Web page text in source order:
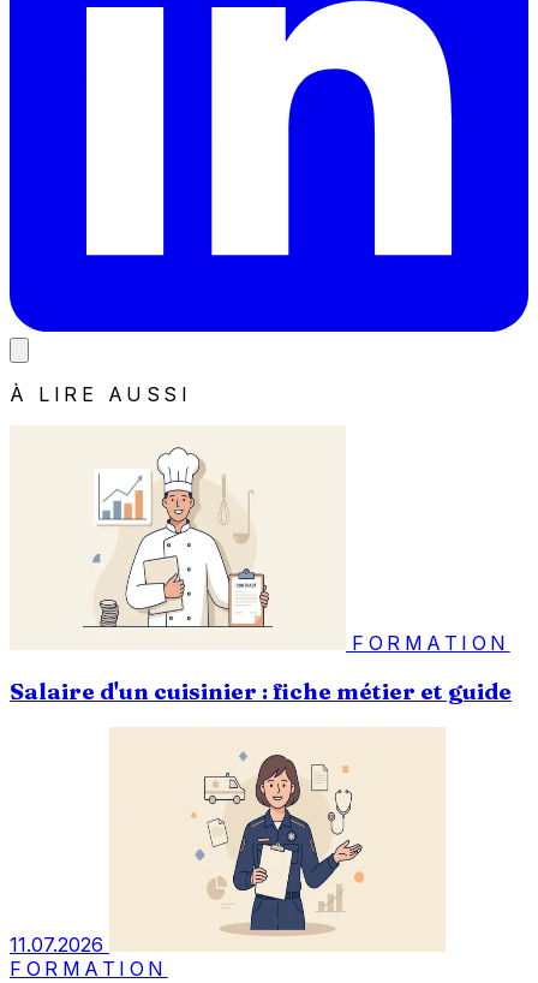
À LIRE AUSSI
FORMATION
Salaire d'un cuisinier : fiche métier et guide
11.07.2026
FORMATION